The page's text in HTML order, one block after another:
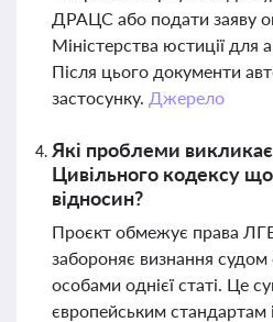
ДРАЦС або подати заяву
Міністерства юстиції для
Після цього документи
застосунку. Джерело
Які проблеми
Цивільного кодексу
відносин?
Проєкт обмежує права
забороняє визнання
особами однієї статі. Це
європейським стандартам